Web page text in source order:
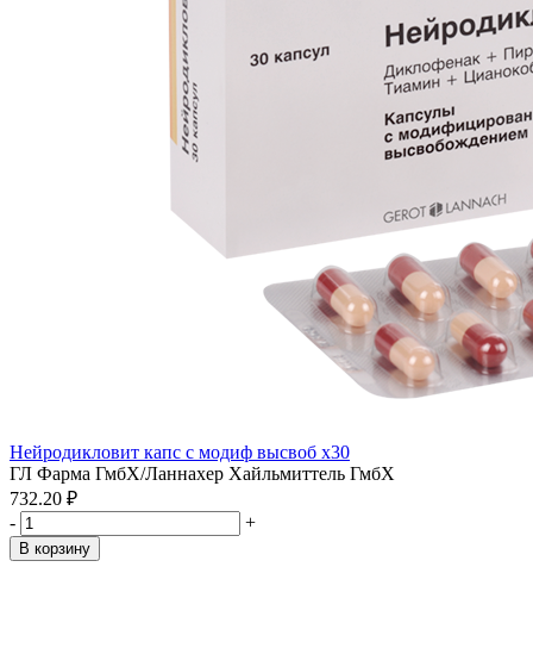
Нейродикловит капс с модиф высвоб x30
ГЛ Фарма ГмбХ/Ланнахер Хайльмиттель ГмбХ
732.20 ₽
-
+
В корзину